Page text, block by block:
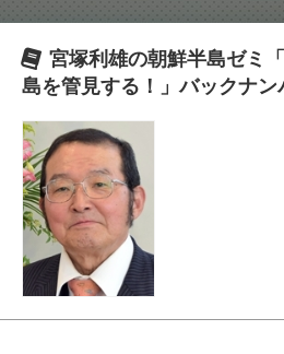
宮塚利雄の朝鮮半島ゼミ
島を管見する！」バックナン